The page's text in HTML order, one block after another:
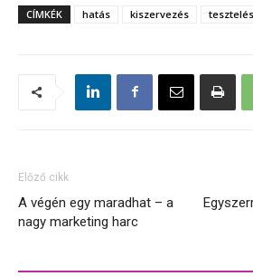
CÍMKÉK hatás kiszervezés tesztelés
Előző cikk
A végén egy maradhat – a
nagy marketing harc